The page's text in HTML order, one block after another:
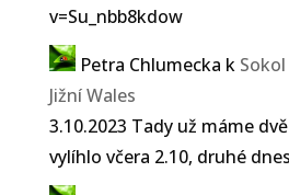
v=Su_nbb8kdow
Petra Chlumecka k
Jižní Wales
3.10.2023 Tady už máme
vylíhlo včera 2.10, druhé dnes